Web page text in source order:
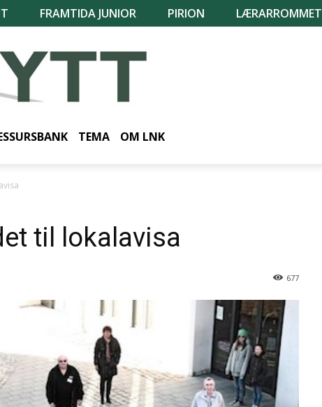
FRAMTIDA JUNIOR PIRION LÆRARROMMET
TEMA OM LNK
til lokalavisa
677